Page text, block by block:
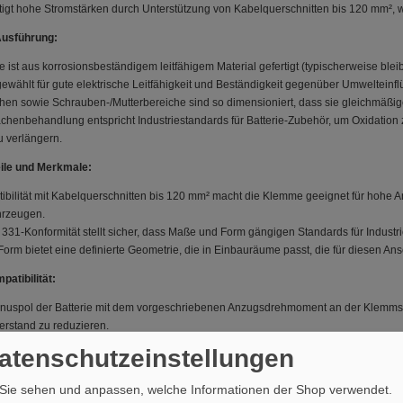
hohe Stromstärken durch Unterstützung von Kabelquerschnitten bis 120
ist aus korrosionsbeständigem leitfähigem Material gefertigt (typischerweise
für gute elektrische Leitfähigkeit und Beständigkeit gegenüber
sowie Schrauben-/Mutterbereiche sind so dimensioniert, dass sie
entspricht Industriestandards für Batterie-Zubehör, um
verlängern.
und Merkmale:
mit Kabelquerschnitten bis 120 mm² macht die Klemme geeignet für hohe
Konformität stellt sicher, dass Maße und Form gängigen Standards für
bietet eine definierte Geometrie, die in Einbauräume passt, die für diesen
der Batterie mit dem vorgeschriebenen Anzugsdrehmoment an der
zu reduzieren.
Batteriepolen und Einbauräumen in großen Fahrzeugen — prüfen Sie
sehen und anpassen, welche Informationen der Shop verwendet.